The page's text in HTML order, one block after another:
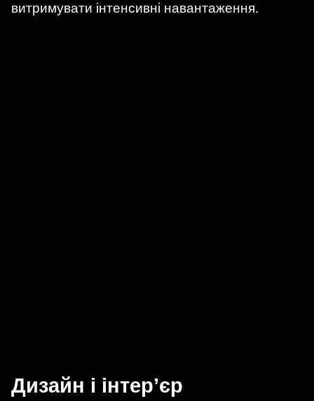
витримувати інтенсивні навантаження.
Дизайн і інтер’єр